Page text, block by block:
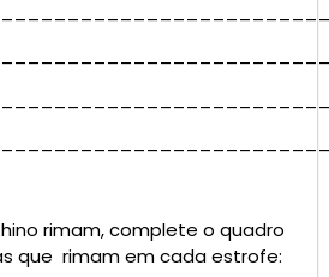
rimam, complete o quadro
que rimam em cada estrofe: